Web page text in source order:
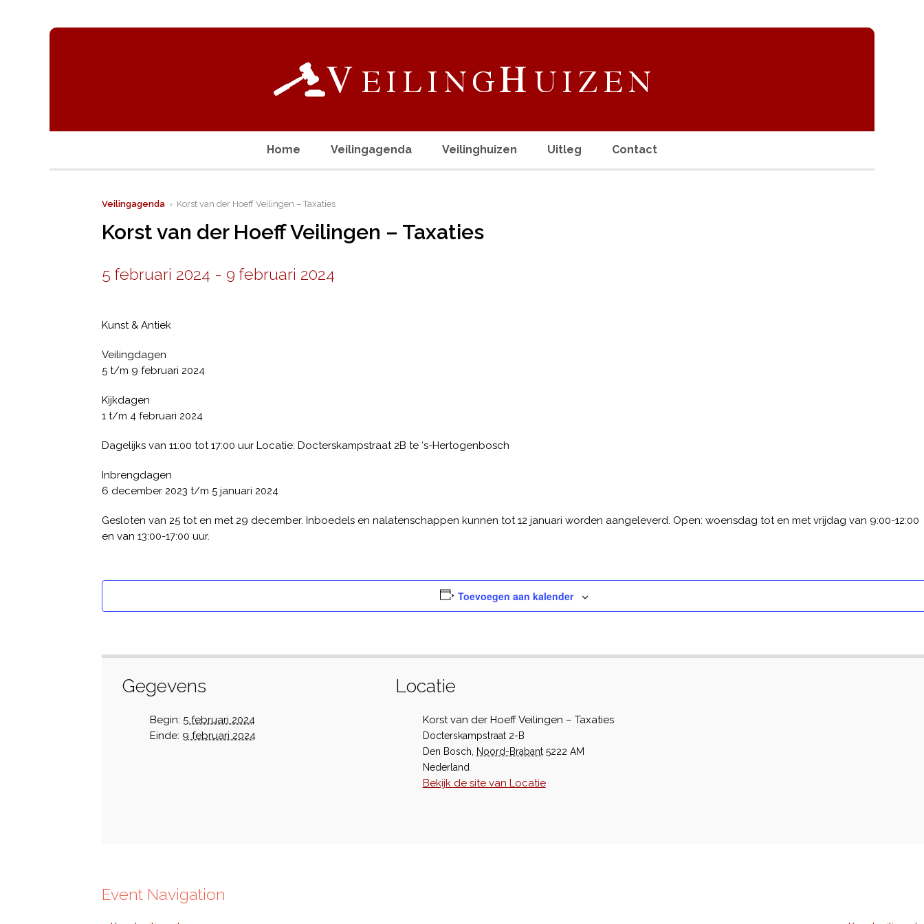
Home Veilingagenda Veilinghuizen Uitleg Contact
Veilingagenda › Korst van der Hoeff Veilingen – Taxaties
Korst van der Hoeff Veilingen – Taxaties
5 februari 2024 - 9 februari 2024
Kunst & Antiek
Veilingdagen
5 t/m 9 februari 2024
Kijkdagen
1 t/m 4 februari 2024
Dagelijks van 11:00 tot 17:00 uur Locatie: Docterskampstraat 2B te ‘s-Hertogenbosch
Inbrengdagen
6 december 2023 t/m 5 januari 2024
Gesloten van 25 tot en met 29 december. Inboedels en nalatenschappen kunnen tot 12 januari worden aangeleverd. Open: woensdag tot en met vrijdag van 9:00-12:00
en van 13:00-17:00 uur.
Toevoegen aan kalender
Gegevens
Begin: 5 februari 2024
Einde: 9 februari 2024
Locatie
Korst van der Hoeff Veilingen – Taxaties
Docterskampstraat 2-B
Den Bosch
Noord-Brabant 5222 AM
Nederland
Bekijk de site van Locatie
Event Navigation